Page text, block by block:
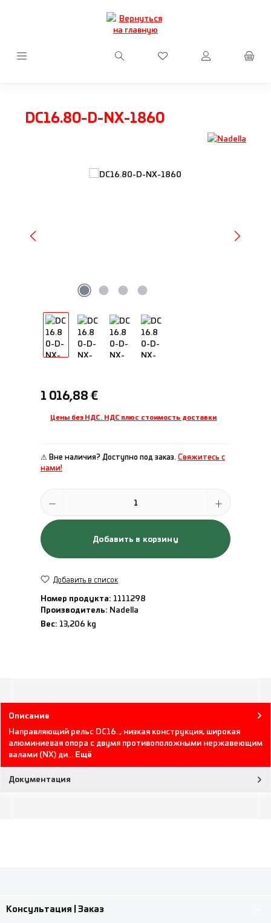
Перейти к основному содержанию
У вас есть товары из
DC16.80-D-NX-1860
Пропустить галерею изображений
Обычная цена:
1 016,88 €
Цены без НДС. НДС плюс стоимость доставки
⚠ Вне наличия? Доступно под заказ. Свяжитесь с
нами!
Количество продукта: введите желаемое количество или
Добавить в корзину
Добавить в список
Номер продукта: 1111298
Производитель: Nadella
Вес: 13,206 kg
Описание
Направляющий рельс DC16.., низкая конструкция, широкая
алюминиевая опора с двумя противоположными нержавеющим
валами (NX) ди… Ещё
Документация
Консультация | Заказ